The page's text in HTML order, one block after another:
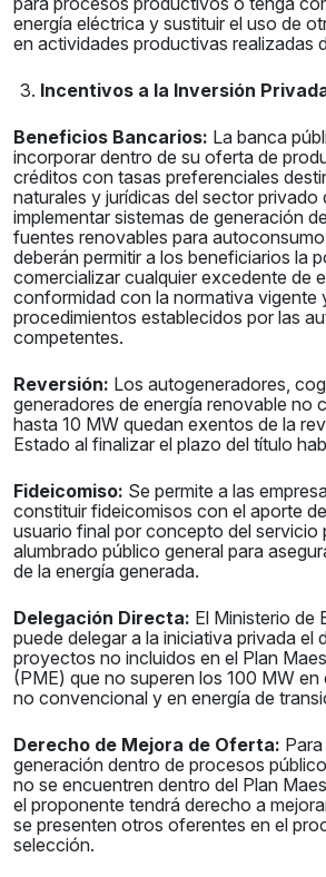
energía eléctrica y sustituir el uso de
en actividades productivas realizadas
Incentivos a la Inversión
Beneficios Bancarios: La banca
incorporar dentro de su oferta de
créditos con tasas preferenciales
naturales y jurídicas del sector privado
implementar sistemas de generación
fuentes renovables para
deberán permitir a los beneficiarios la
comercializar cualquier excedente de
conformidad con la normativa vigente
procedimientos establecidos por las
competentes.
Reversión: Los autogeneradores,
generadores de energía renovable no
hasta 10 MW quedan exentos de la
Estado al finalizar el plazo del título
Fideicomiso: Se permite a las
constituir fideicomisos con el aporte
usuario final por concepto del servicio
alumbrado público general para
de la energía generada.
Delegación Directa: El Ministerio de
puede delegar a la iniciativa privada el
proyectos no incluidos en el Plan
(PME) que no superen los 100 MW en
no convencional y en energía de
Derecho de Mejora de Oferta:
generación dentro de procesos
no se encuentren dentro del Plan
el proponente tendrá derecho a
se presenten otros oferentes en el
selección.